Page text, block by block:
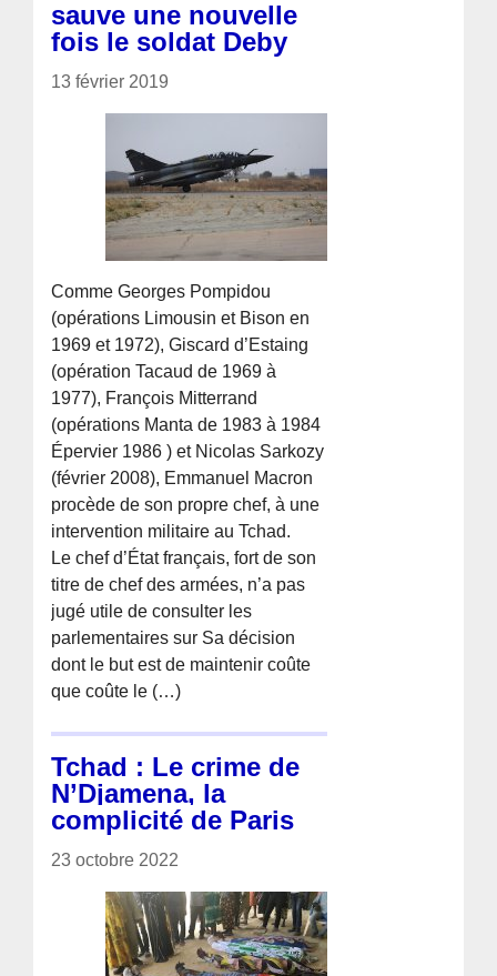
sauve une nouvelle
fois le soldat Deby
13 février 2019
Comme Georges Pompidou
(opérations Limousin et Bison en
1969 et 1972), Giscard d’Estaing
(opération Tacaud de 1969 à
1977), François Mitterrand
(opérations Manta de 1983 à 1984
Épervier 1986 ) et Nicolas Sarkozy
(février 2008), Emmanuel Macron
procède de son propre chef, à une
intervention militaire au Tchad.
Le chef d’État français, fort de son
titre de chef des armées, n’a pas
jugé utile de consulter les
parlementaires sur Sa décision
dont le but est de maintenir coûte
que coûte le (…)
Tchad : Le crime de
N’Djamena, la
complicité de Paris
23 octobre 2022